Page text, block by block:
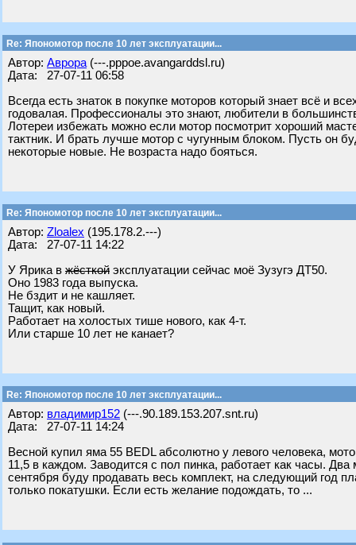
Re: Япономотор после 10 лет эксплуатации...
Автор: Аврора (---.pppoe.avangarddsl.ru)
Дата: 27-07-11 06:58
Всегда есть знаток в покупке моторов который знает всё и
годовалая. Профессионалы это знают, любители в
Лотереи избежать можно если мотор посмотрит хороший
тактник. И брать лучше мотор с чугунным блоком. Пусть он
некоторые новые. Не возраста надо бояться.
Re: Япономотор после 10 лет эксплуатации...
Автор: Zloalex (195.178.2.---)
Дата: 27-07-11 14:22
У Ярика в жёсткой эксплуатации сейчас моё Зузугэ ДТ50.
Оно 1983 года выпуска.
Не бздит и не кашляет.
Тащит, как новый.
Работает на холостых тише нового, как 4-т.
Или старше 10 лет не канает?
Re: Япономотор после 10 лет эксплуатации...
Автор: владимир152 (---.90.189.153.207.snt.ru)
Дата: 27-07-11 14:24
Весной купил яма 55 BEDL абсолютно у левого человека,
11,5 в каждом. Заводится с пол пинка, работает как часы.
сентября буду продавать весь комплект, на следующий год
только покатушки. Если есть желание подождать, то ...